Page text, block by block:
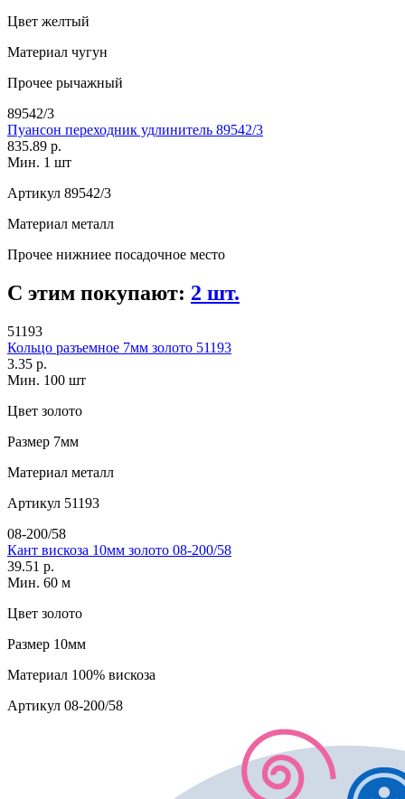
Цвет желтый
Материал чугун
Прочее рычажный
89542/3
Пуансон переходник удлинитель 89542/3
835.89 р.
Мин. 1 шт
Артикул 89542/3
Материал металл
Прочее нижниее посадочное место
С этим покупают: 2 шт.
51193
Кольцо разъемное 7мм золото 51193
3.35 р.
Мин. 100 шт
Цвет золото
Размер 7мм
Материал металл
Артикул 51193
08-200/58
Кант вискоза 10мм золото 08-200/58
39.51 р.
Мин. 60 м
Цвет золото
Размер 10мм
Материал 100% вискоза
Артикул 08-200/58